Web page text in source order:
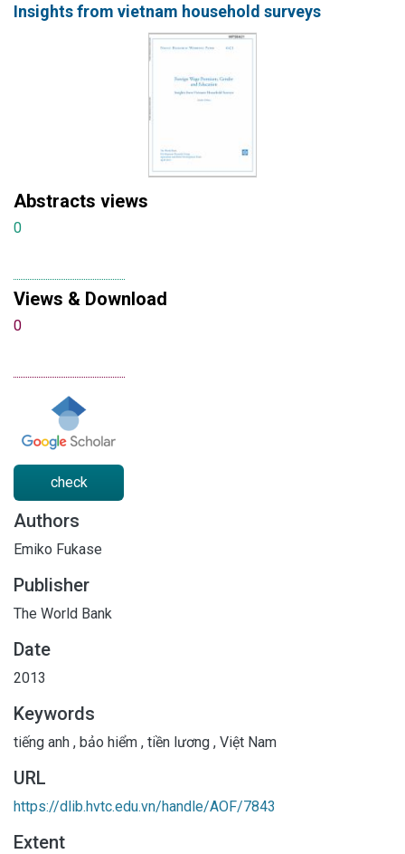
Insights from vietnam household surveys
Abstracts views
0
Views & Download
0
check
Authors
Emiko Fukase
Publisher
The World Bank
Date
2013
Keywords
tiếng anh , bảo hiểm , tiền lương , Việt Nam
URL
https://dlib.hvtc.edu.vn/handle/AOF/7843
Extent